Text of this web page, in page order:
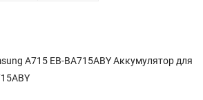
A715 EB-BA715ABY Аккумулятор для